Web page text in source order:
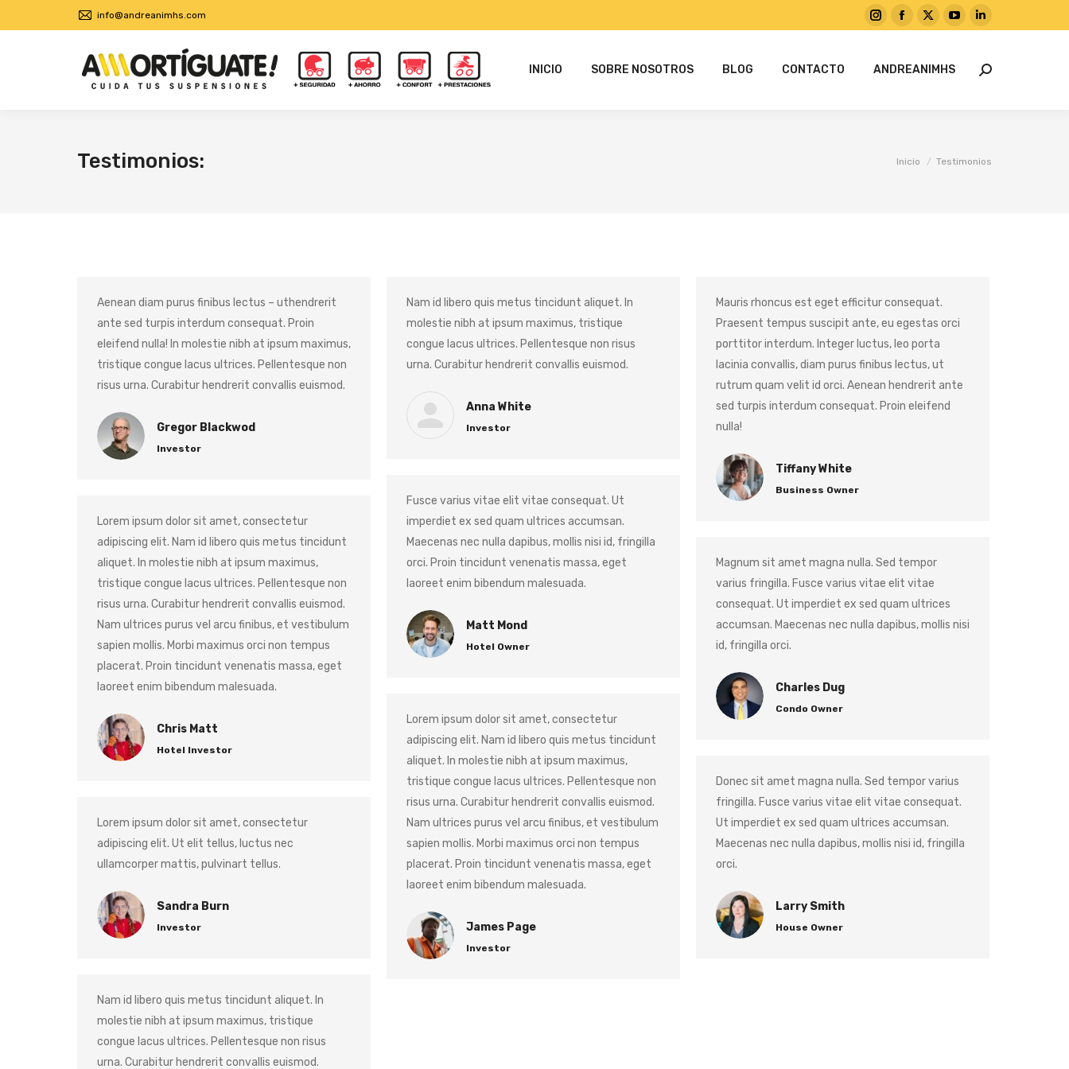
info@andreanimhs.com
opensopensopensopensopens
INICIO SOBRE NOSOTROS BLOG CONTACTO ANDREANIMHS Buscar:
Testimonios: Estás aquí:
Inicio Testimonios
Aenean diam purus finibus lectus – uthendrerit
ante sed turpis interdum consequat. Proin
eleifend nulla! In molestie nibh at ipsum maximus,
tristique congue lacus ultrices. Pellentesque non
risus urna. Curabitur hendrerit convallis euismod.
Gregor Blackwod
Investor
Nam id libero quis metus tincidunt aliquet. In
molestie nibh at ipsum maximus, tristique
congue lacus ultrices. Pellentesque non risus
urna. Curabitur hendrerit convallis euismod.
Anna White
Investor
Mauris rhoncus est eget efficitur consequat.
Praesent tempus suscipit ante, eu egestas orci
porttitor interdum. Integer luctus, leo porta
lacinia convallis, diam purus finibus lectus, ut
rutrum quam velit id orci. Aenean hendrerit ante
sed turpis interdum consequat. Proin eleifend
nulla!
Tiffany White
Business Owner
Fusce varius vitae elit vitae consequat. Ut
imperdiet ex sed quam ultrices accumsan.
Maecenas nec nulla dapibus, mollis nisi id, fringilla
orci. Proin tincidunt venenatis massa, eget
laoreet enim bibendum malesuada.
Matt Mond
Hotel Owner
Lorem ipsum dolor sit amet, consectetur
adipiscing elit. Nam id libero quis metus tincidunt
aliquet. In molestie nibh at ipsum maximus,
tristique congue lacus ultrices. Pellentesque non
risus urna. Curabitur hendrerit convallis euismod.
Nam ultrices purus vel arcu finibus, et vestibulum
sapien mollis. Morbi maximus orci non tempus
placerat. Proin tincidunt venenatis massa, eget
laoreet enim bibendum malesuada.
Chris Matt
Hotel Investor
Magnum sit amet magna nulla. Sed tempor
varius fringilla. Fusce varius vitae elit vitae
consequat. Ut imperdiet ex sed quam ultrices
accumsan. Maecenas nec nulla dapibus, mollis nisi
id, fringilla orci.
Charles Dug
Condo Owner
Lorem ipsum dolor sit amet, consectetur
adipiscing elit. Nam id libero quis metus tincidunt
aliquet. In molestie nibh at ipsum maximus,
tristique congue lacus ultrices. Pellentesque non
risus urna. Curabitur hendrerit convallis euismod.
Nam ultrices purus vel arcu finibus, et vestibulum
sapien mollis. Morbi maximus orci non tempus
placerat. Proin tincidunt venenatis massa, eget
laoreet enim bibendum malesuada.
James Page
Investor
Donec sit amet magna nulla. Sed tempor varius
fringilla. Fusce varius vitae elit vitae consequat.
Ut imperdiet ex sed quam ultrices accumsan.
Maecenas nec nulla dapibus, mollis nisi id, fringilla
orci.
Larry Smith
House Owner
Lorem ipsum dolor sit amet, consectetur
adipiscing elit. Ut elit tellus, luctus nec
ullamcorper mattis, pulvinart tellus.
Sandra Burn
Investor
Nam id libero quis metus tincidunt aliquet. In
molestie nibh at ipsum maximus, tristique
congue lacus ultrices. Pellentesque non risus
urna. Curabitur hendrerit convallis euismod.